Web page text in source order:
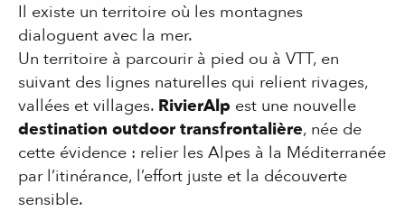
Il existe un territoire où les montagnes
dialoguent avec la mer.
Un territoire à parcourir à pied ou à VTT, en
suivant des lignes naturelles qui relient rivages,
vallées et villages. RivierAlp est une nouvelle
destination outdoor transfrontalière, née de
cette évidence : relier les Alpes à la Méditerranée
par l’itinérance, l’effort juste et la découverte
sensible.